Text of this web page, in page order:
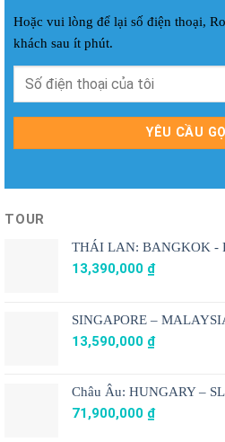
Hoặc vui lòng để lại số điện thoại,
khách sau ít phút.
TOUR
THÁI LAN: BANGKOK -
13,390,000 ₫
SINGAPORE –
13,590,000 ₫
Châu Âu: HUNGARY –
71,900,000 ₫